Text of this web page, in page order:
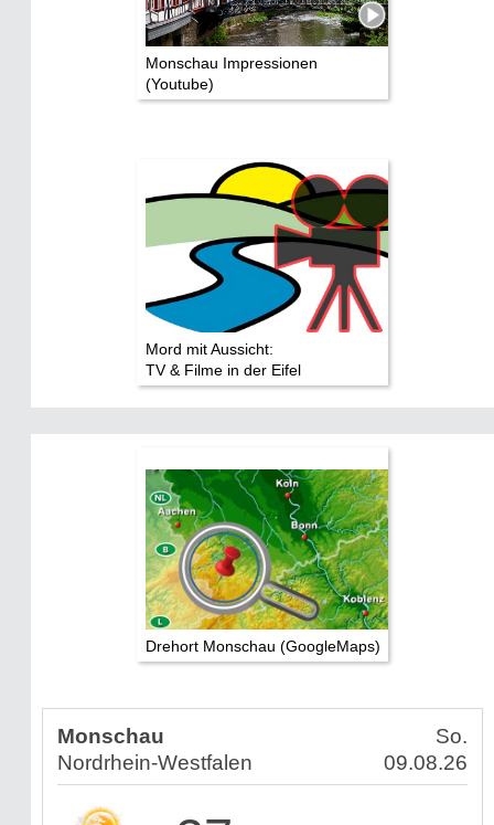
Monschau Impressionen
(Youtube)
Mord mit Aussicht:
TV & Filme in der Eifel
Drehort Monschau (GoogleMaps)